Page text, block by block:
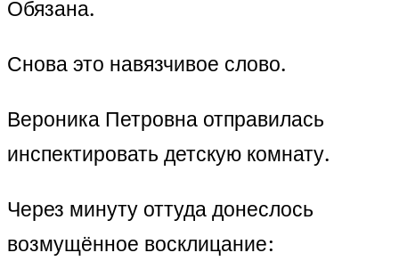
Обязана.
Снова это навязчивое слово.
Вероника Петровна отправилась
инспектировать детскую комнату.
Через минуту оттуда донеслось
возмущённое восклицание: